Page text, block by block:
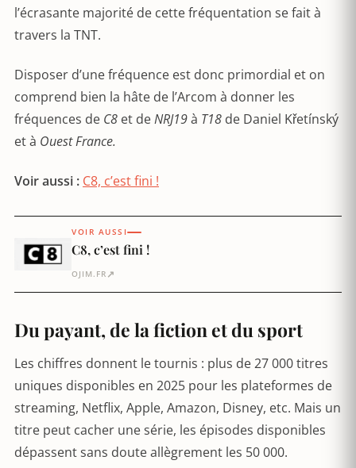
l’écrasante majorité de cette fréquentation se fait à
travers la TNT.
Disposer d’une fréquence est donc primordial et on
comprend bien la hâte de l’Arcom à donner les
fréquences de C8 et deNRJ19à T18 de Daniel Křetínský
et à Ouest France.
Voir aussi : C8, c’est fini !
VOIR AUSSI
C8, c’est fini !
OJIM.FR ↗
Du payant, de la fiction et du sport
Les chiffres donnent le tournis : plus de 27 000 titres
uniques disponibles en 2025 pour les plateformes de
streaming, Netflix, Apple, Amazon, Disney, etc. Mais un
titre peut cacher une série, les épisodes disponibles
dépassent sans doute allègrement les 50 000.